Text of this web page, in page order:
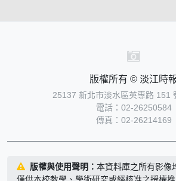
版權所有 © 淡江時
25137 新北市淡水區英專路 151
電話：02-26250584
傳真：02-26214169
版權與使用聲明： 本資料庫之所有影像